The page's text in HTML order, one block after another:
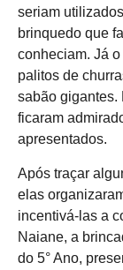
seriam
brinquedo que
conheciam. Já
palitos de
sabão gigantes.
ficaram
apresentados.
Após traçar
elas
incentivá-las a
Naiane, a
do 5° Ano,